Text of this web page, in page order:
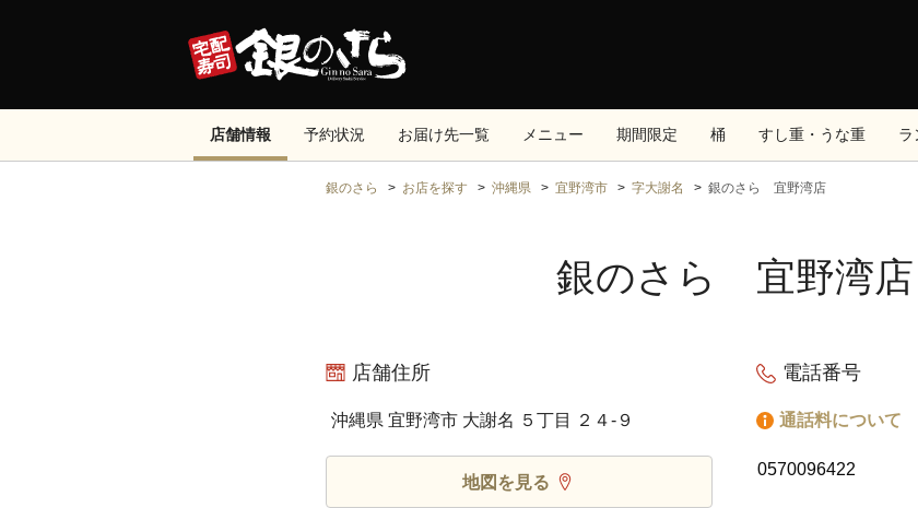
店舗情報 予約状況 お届け先一覧 メニュー 期間限定 桶 すし重・うな重 ラ
銀のさら お店を探す 沖縄県 宜野湾市 字大謝名 銀のさら 宜野湾店
銀のさら 宜野湾店
店舗住所
沖縄県 宜野湾市 大謝名 ５丁目 ２４‐９
地図を見る
電話番号
通話料について
0570096422